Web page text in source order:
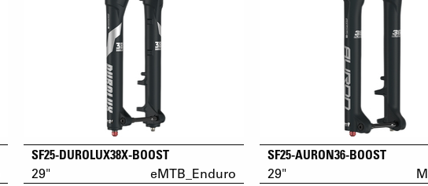
SF25-DUROLUX38X-BOOST
29" eMTB_Enduro
SF25-AURON36-BOOST
29"